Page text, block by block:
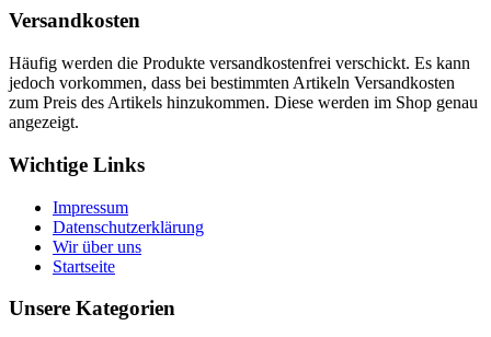
Versandkosten
Häufig werden die Produkte versandkostenfrei verschickt. Es kann
jedoch vorkommen, dass bei bestimmten Artikeln Versandkosten
zum Preis des Artikels hinzukommen. Diese werden im Shop genau
angezeigt.
Wichtige Links
Impressum
Datenschutzerklärung
Wir über uns
Startseite
Unsere Kategorien